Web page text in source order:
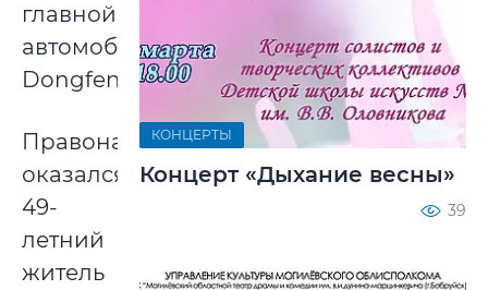
главной
автомобилю
Dongfeng.
Правонарушителем
оказался
49-
летний
житель
КОНЦЕРТЫ
Концерт «Дыхание весны»
39